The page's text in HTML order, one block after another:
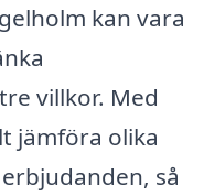
kan vara
villkor. Med
jämföra olika
så